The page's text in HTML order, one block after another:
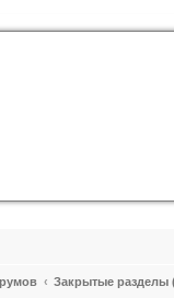
Закрытые разделы